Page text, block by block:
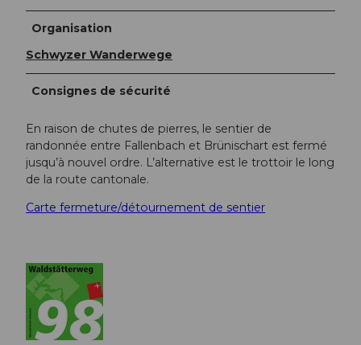
Organisation
Schwyzer Wanderwege
Consignes de sécurité
En raison de chutes de pierres, le sentier de
randonnée entre Fallenbach et Brünischart est fermé
jusqu’à nouvel ordre. L’alternative est le trottoir le long
de la route cantonale.
Carte fermeture/détournement de sentier